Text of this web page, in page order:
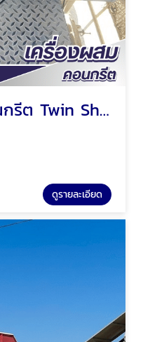
ซ่อมเครื่องผสมคอนกรีต Twin Shaft Mixer
ดูรายละเอียด